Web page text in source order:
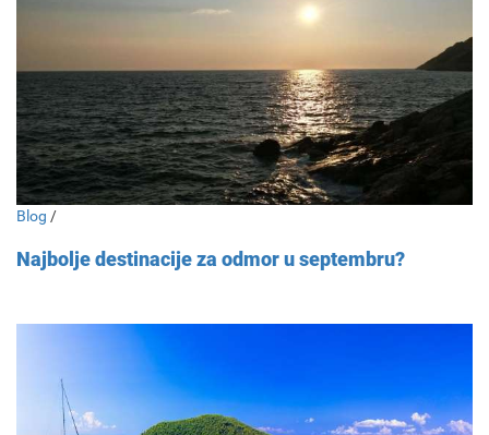
Blog /
Najbolje destinacije za odmor u septembru?